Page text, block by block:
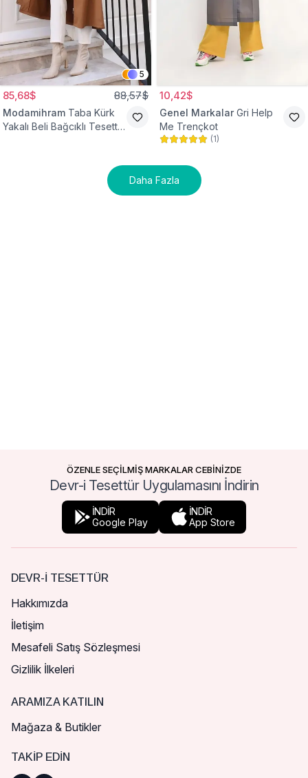
5
85,68$ 88,57$
Modamihram Taba Kürk
Yakalı Beli Bağcıklı Tesettür
10,42$
Genel Markalar Gri Help
Me Trençkot
(1)
Daha Fazla
ÖZENLE SEÇİLMİŞ MARKALAR CEBİNİZDE
Devr-i Tesettür Uygulamasını İndirin
İNDİR
Google Play
İNDİR
App Store
DEVR-I TESETTÜR
Hakkımızda
İletişim
Mesafeli Satış Sözleşmesi
Gizlilik İlkeleri
ARAMIZA KATILIN
Mağaza & Butikler
TAKIP EDIN